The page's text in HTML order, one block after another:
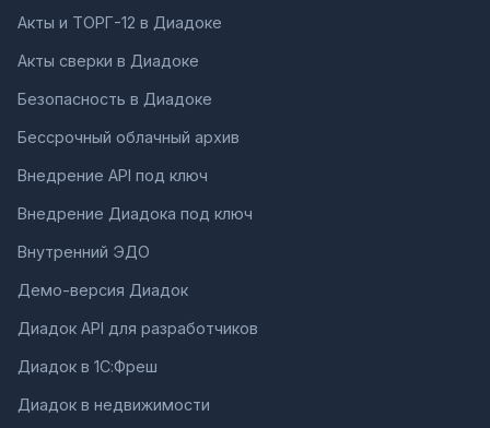
Акты и ТОРГ-12 в Диадоке
Акты сверки в Диадоке
Безопасность в Диадоке
Бессрочный облачный архив
Внедрение API под ключ
Внедрение Диадока под ключ
Внутренний ЭДО
Демо-версия Диадок
Диадок API для разработчиков
Диадок в 1С:Фреш
Диадок в недвижимости